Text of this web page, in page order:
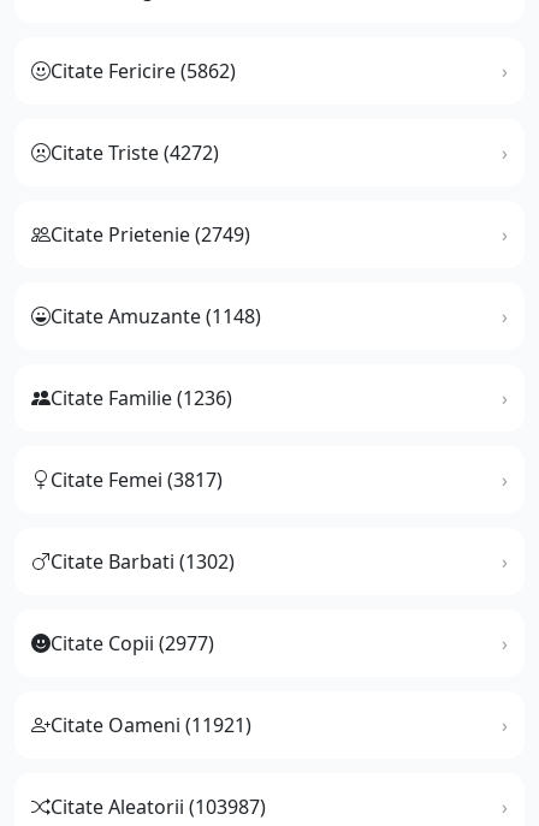
Citate Fericire (5862)
Citate Triste (4272)
Citate Prietenie (2749)
Citate Amuzante (1148)
Citate Familie (1236)
Citate Femei (3817)
Citate Barbati (1302)
Citate Copii (2977)
Citate Oameni (11921)
Citate Aleatorii (103987)